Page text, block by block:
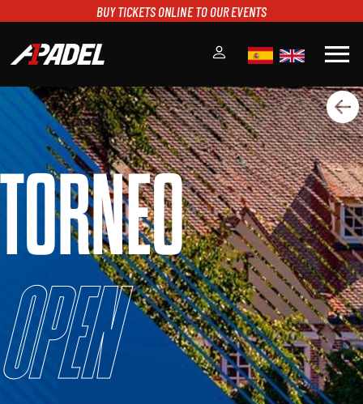
BUY TICKETS ONLINE TO OUR EVENTS
menu
A1PADEL
RANKING
CALENDARIO
TORNEOS
NOTICIAS
MULTIMEDIA
SCOREBOARD
STREAMING
TORNEO
Open